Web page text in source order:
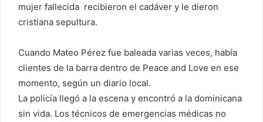
mujer fallecida recibieron el cadáver y le dieron
cristiana sepultura.
Cuando Mateo Pérez fue baleada varias veces, había
clientes de la barra dentro de Peace and Love en ese
momento, según un diario local.
La policía llegó a la escena y encontró a la dominicana
sin vida. Los técnicos de emergencias médicas no